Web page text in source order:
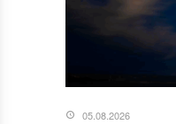
05.08.2026